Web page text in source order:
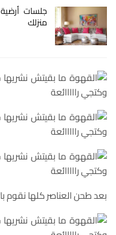
منزلك
بعد طحن العناصر كلها نقوم